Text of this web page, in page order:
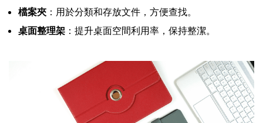
檔案夾 ：用於分類和存放文件，方便查找。
桌面整理架 ：提升桌面空間利用率，保持整潔。